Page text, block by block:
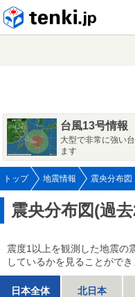
台風13号情報
大型で非常に強い
ます
トップ 地震情報 震央分布図
震央分布図(過
震度1以上を観測した地震の
しているかを見ることができ
日本全体 北日本